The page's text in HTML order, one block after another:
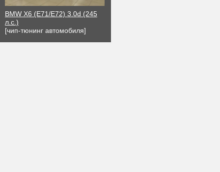
BMW X6 (E71/E72) 3.0d (245
л.с.)
[чип-тюнинг автомобиля]